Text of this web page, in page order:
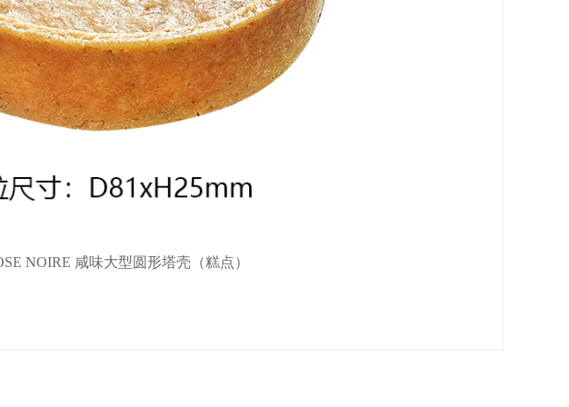
NOIRE 咸味大型圆形塔壳（糕点）